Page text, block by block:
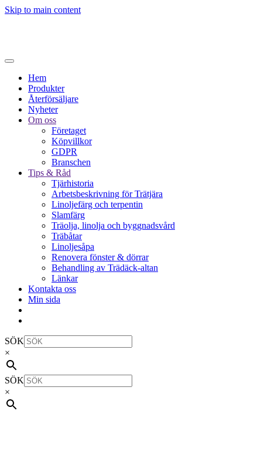
Skip to main content
Hem
Produkter
Återförsäljare
Nyheter
Om oss
Företaget
Köpvillkor
GDPR
Branschen
Tips & Råd
Tjärhistoria
Arbetsbeskrivning för Trätjära
Linoljefärg och terpentin
Slamfärg
Träolja, linolja och byggnadsvård
Träbåtar
Linoljesåpa
Renovera fönster & dörrar
Behandling av Trädäck-altan
Länkar
Kontakta oss
Min sida
SÖK
×
SÖK
×